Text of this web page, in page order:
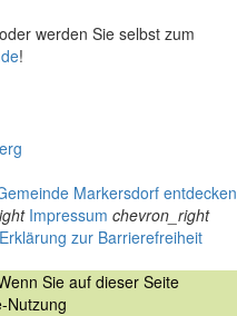
werden Sie selbst zum
!
Impressum chevron_right
Erklärung zur Barrierefreiheit
Sie auf dieser Seite
Nutzung